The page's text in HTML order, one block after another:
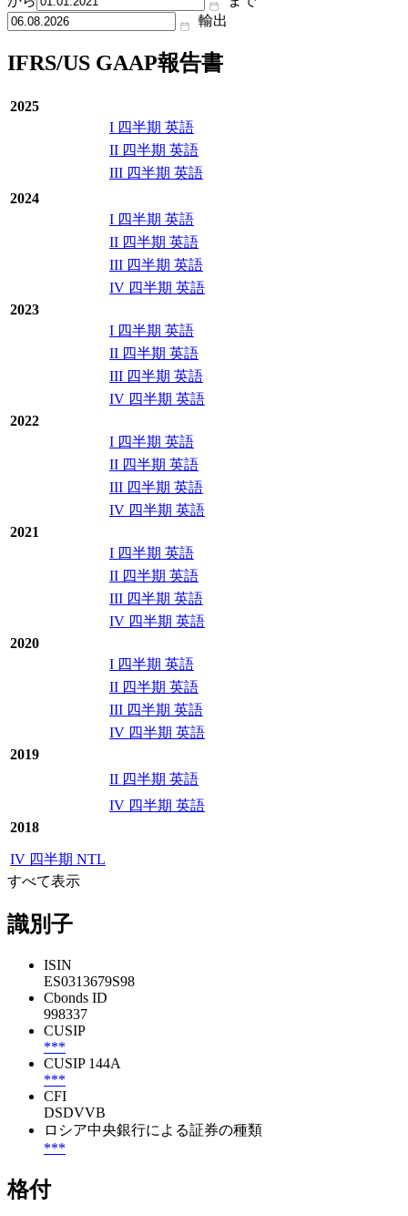
輸出
IFRS/US GAAP報告書
2025
I 四半期 英語
II 四半期 英語
III 四半期 英語
2024
I 四半期 英語
II 四半期 英語
III 四半期 英語
IV 四半期 英語
2023
I 四半期 英語
II 四半期 英語
III 四半期 英語
IV 四半期 英語
2022
I 四半期 英語
II 四半期 英語
III 四半期 英語
IV 四半期 英語
2021
I 四半期 英語
II 四半期 英語
III 四半期 英語
IV 四半期 英語
2020
I 四半期 英語
II 四半期 英語
III 四半期 英語
IV 四半期 英語
2019
II 四半期 英語
IV 四半期 英語
2018
IV 四半期 NTL
すべて表示
識別子
ISIN
ES0313679S98
Cbonds ID
998337
CUSIP
***
CUSIP 144A
***
CFI
DSDVVB
ロシア中央銀行による証券の種類
***
格付